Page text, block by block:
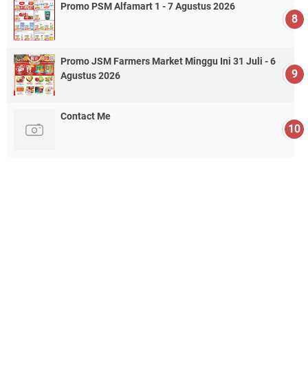
Promo PSM Alfamart 1 - 7 Agustus 2026
Promo JSM Farmers Market Minggu Ini 31 Juli - 6
Agustus 2026
Contact Me